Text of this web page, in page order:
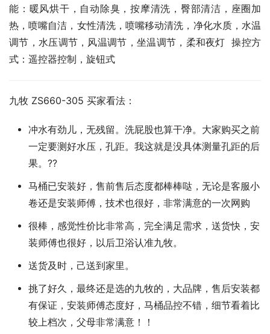
能：暖风烘干，自动除臭，按摩清洗，臀部清洁，座圈加
热，喷嘴自洁，女性清洗，喷嘴移动清洗，净化水质，水温
调节，水压调节，风温调节，坐温调节，柔和夜灯  操控方
式：遥控器控制，旋钮式
九牧 ZS660-305 买家看法：
冲水有劲儿，无残留。洗屁股也算干净。大家购买之前
一定要测好水压，孔距。我这就是没具体测量孔距的后
果。??
马桶已安装好，售前售后态度都棒棒哒，无论是客服小
卷还是安装师傅，技术也很好，非常满意的一次网购
很棒，感觉性价比非常高，完全满足需求，送货快，安
装师傅也很好，以后卫浴认准九牧。
送货及时，己送到家里。
挑了好久，最终还是选的九牧的，大品牌，售后安装都
有保证，安装师傅态度好，马桶品控不错，细节看着比
较上档次，父母非常满意！！